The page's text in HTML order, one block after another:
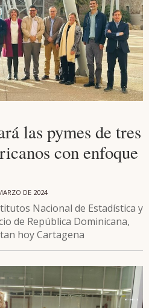
las pymes de tres
con enfoque
DE 2024
Nacional de Estadística y
de República Dominicana,
hoy Cartagena